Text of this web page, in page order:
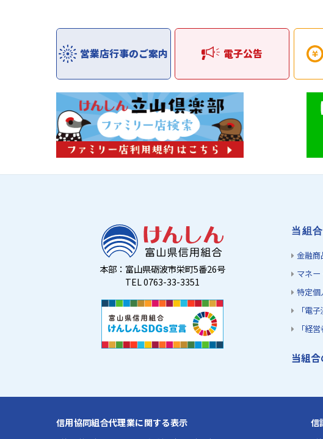
営業店行事のご案内 電子公告
本部：富山県砺波市栄町5番26号
TEL 0763-33-3351
当組
金融商
マネ
特定個
「電
「経
当組
信用協同組合代理業に関する表示 信